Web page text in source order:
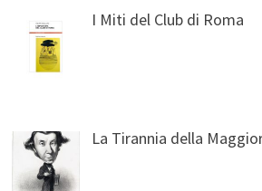
I Miti del Club di Roma
La Tirannia della